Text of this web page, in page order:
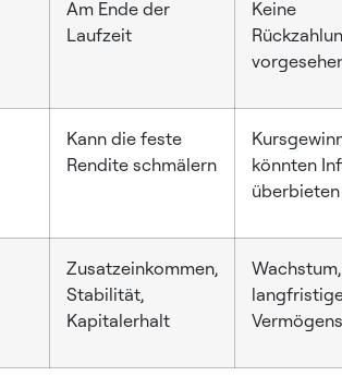
Am Ende der
Laufzeit
Keine
Kann die feste
Rendite schmälern
könnten
überbieten
Zusatzeinkommen,
Stabilität,
Kapitalerhalt
Wachstum,